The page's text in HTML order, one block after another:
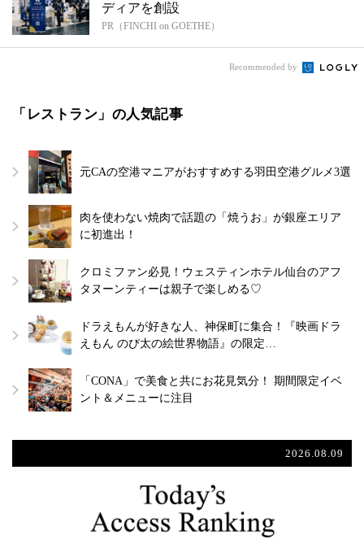
ディアを創設
PR（FINCHI on GOETHE）
Recommended by
「レストラン」の人気記事
元CAの空港マニアがおすすめする羽田空港グルメ3選
肉を使わない焼肉で話題の「焼うお」が銀座エリア
に初進出！
クロミファン必見！ウェスティンホテル仙台のアフ
タヌーンティーは親子で楽しめる♡
ドラえもんが好きな人、神保町に集合！『映画ドラ
えもん のび太の絵世界物語』の限定…
「CONA」で美食と共にお花見気分！ 期間限定イベ
ント＆メニューに注目
2026.08.09